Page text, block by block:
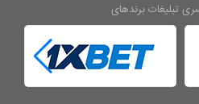
تبلیغات برندهای